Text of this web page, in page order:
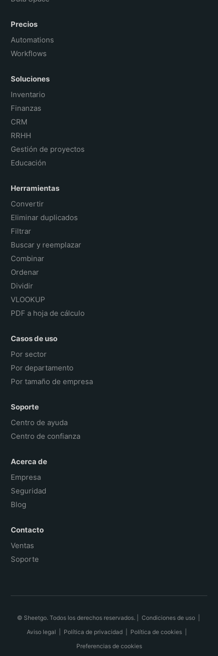
Precios
Automations
Workflows
Soluciones
Inventario
Finanzas
CRM
RRHH
Gestión de proyectos
Educación
Herramientas
Convertir
Eliminar duplicados
Filtrar
Buscar y reemplazar
Combinar
Ordenar
Dividir
VLOOKUP
PDF a hoja de cálculo
Casos de uso
Por sector
Por departamento
Por tamaño de empresa
Soporte
Centro de ayuda
Centro de confianza
Acerca de
Empresa
Seguridad
Blog
Contacto
Ventas
Soporte
© Sheetgo. Todos los derechos reservados. | Condiciones de uso|
Aviso legal
Política de privacidad Política de cookies
Preferencias de cookies